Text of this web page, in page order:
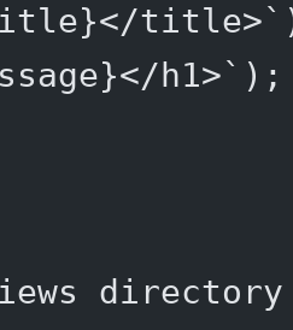
}</title>`
}</h1>` );
directory